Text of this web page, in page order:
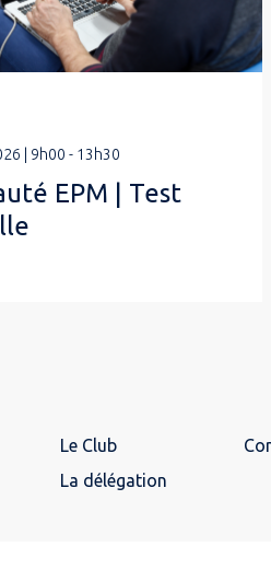
| 9h00 - 13h30
EPM | Test
Le Club
La délégation